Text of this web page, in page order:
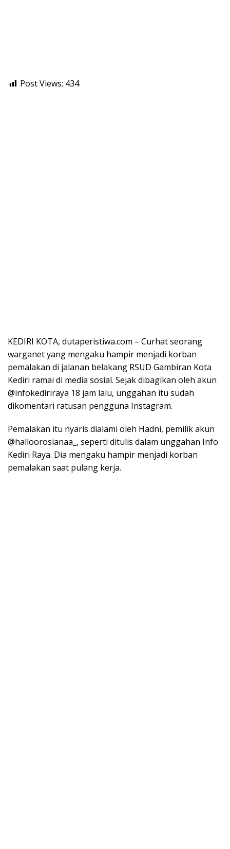
Post Views: 434
KEDIRI KOTA, dutaperistiwa.com – Curhat seorang
warganet yang mengaku hampir menjadi korban
pemalakan di jalanan belakang RSUD Gambiran Kota
Kediri ramai di media sosial. Sejak dibagikan oleh akun
@infokediriraya 18 jam lalu, unggahan itu sudah
dikomentari ratusan pengguna Instagram.
Pemalakan itu nyaris dialami oleh Hadni, pemilik akun
@halloorosianaa_, seperti ditulis dalam unggahan Info
Kediri Raya. Dia mengaku hampir menjadi korban
pemalakan saat pulang kerja.